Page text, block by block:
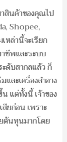
สินค้าของคุณไป
Shopee,
ล่านี้จะเรียก
ชีพและระบบ
ดับสากลแล้ว ก็
ละเครื่องสำอาง
แต่ทั้งนี้ เจ้าของ
ยก่อน เพราะ
ต้นทุนมากโดย